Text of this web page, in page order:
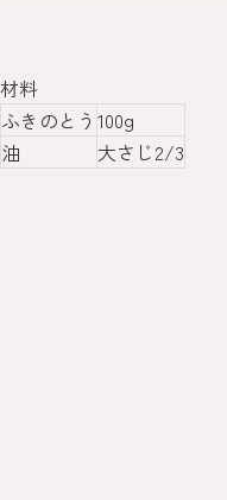
材料
ふきのとう 100g
油
大さじ2/3